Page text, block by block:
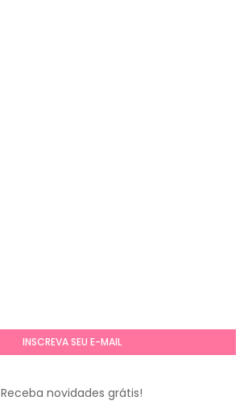
INSCREVA SEU E-MAIL
Receba novidades grátis!